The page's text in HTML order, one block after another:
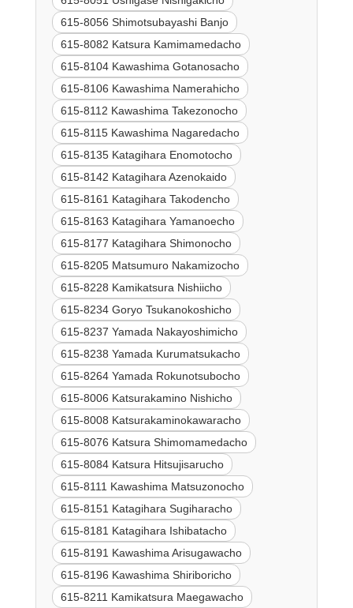
615-8056 Shimotsubayashi Banjo
615-8082 Katsura Kamimamedacho
615-8104 Kawashima Gotanosacho
615-8106 Kawashima Namerahicho
615-8112 Kawashima Takezonocho
615-8115 Kawashima Nagaredacho
615-8135 Katagihara Enomotocho
615-8142 Katagihara Azenokaido
615-8161 Katagihara Takodencho
615-8163 Katagihara Yamanoecho
615-8177 Katagihara Shimonocho
615-8205 Matsumuro Nakamizocho
615-8228 Kamikatsura Nishiicho
615-8234 Goryo Tsukanokoshicho
615-8237 Yamada Nakayoshimicho
615-8238 Yamada Kurumatsukacho
615-8264 Yamada Rokunotsubocho
615-8006 Katsurakamino Nishicho
615-8008 Katsurakaminokawaracho
615-8076 Katsura Shimomamedacho
615-8084 Katsura Hitsujisarucho
615-8111 Kawashima Matsuzonocho
615-8151 Katagihara Sugiharacho
615-8181 Katagihara Ishibatacho
615-8191 Kawashima Arisugawacho
615-8196 Kawashima Shiriboricho
615-8211 Kamikatsura Maegawacho